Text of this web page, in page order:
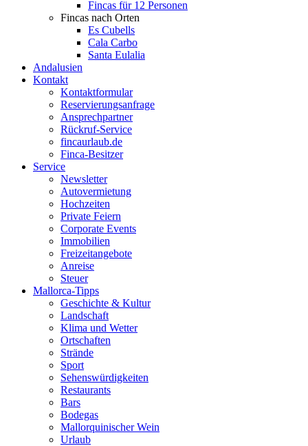
Fincas für 12 Personen
Fincas nach Orten
Es Cubells
Cala Carbo
Santa Eulalia
Andalusien
Kontakt
Kontaktformular
Reservierungsanfrage
Ansprechpartner
Rückruf-Service
fincaurlaub.de
Finca-Besitzer
Service
Newsletter
Autovermietung
Hochzeiten
Private Feiern
Corporate Events
Immobilien
Freizeitangebote
Anreise
Steuer
Mallorca-Tipps
Geschichte & Kultur
Landschaft
Klima und Wetter
Ortschaften
Strände
Sport
Sehenswürdigkeiten
Restaurants
Bars
Bodegas
Mallorquinischer Wein
Urlaub